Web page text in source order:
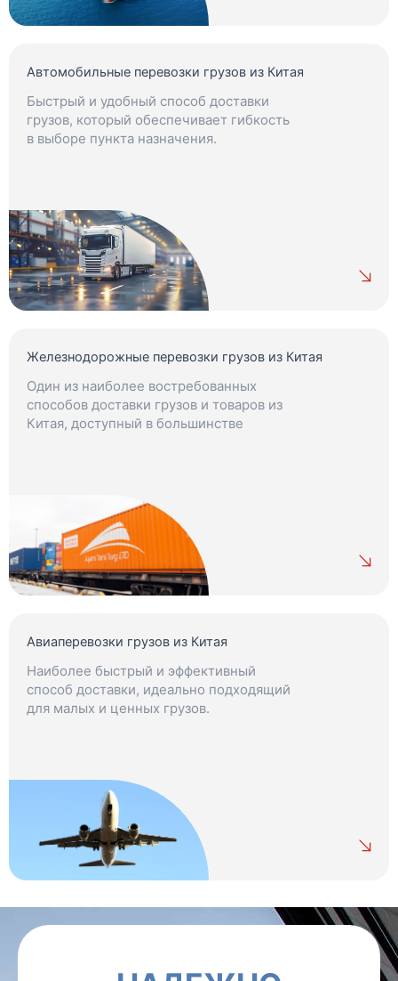
Автомобильные перевозки грузов из Китая
Быстрый и удобный способ доставки
грузов, который обеспечивает гибкость
в выборе пункта назначения.
Железнодорожные перевозки грузов из Китая
Один из наиболее востребованных
способов доставки грузов и товаров из
Китая, доступный в большинстве
Авиаперевозки грузов из Китая
Наиболее быстрый и эффективный
способ доставки, идеально подходящий
для малых и ценных грузов.